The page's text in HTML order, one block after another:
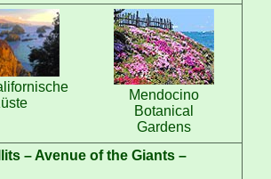
Mendocino
Botanical
Gardens
– Avenue of the Giants –